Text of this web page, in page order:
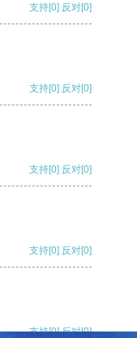
支持[0] 反对[0]
支持[0] 反对[0]
支持[0] 反对[0]
支持[0] 反对[0]
支持[0] 反对[0]